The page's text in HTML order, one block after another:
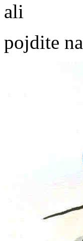
ali
pojdite na